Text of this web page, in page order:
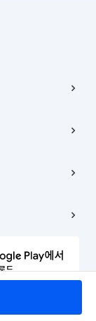
리빌딩) B동 5층
층 미소
게 있습니다.